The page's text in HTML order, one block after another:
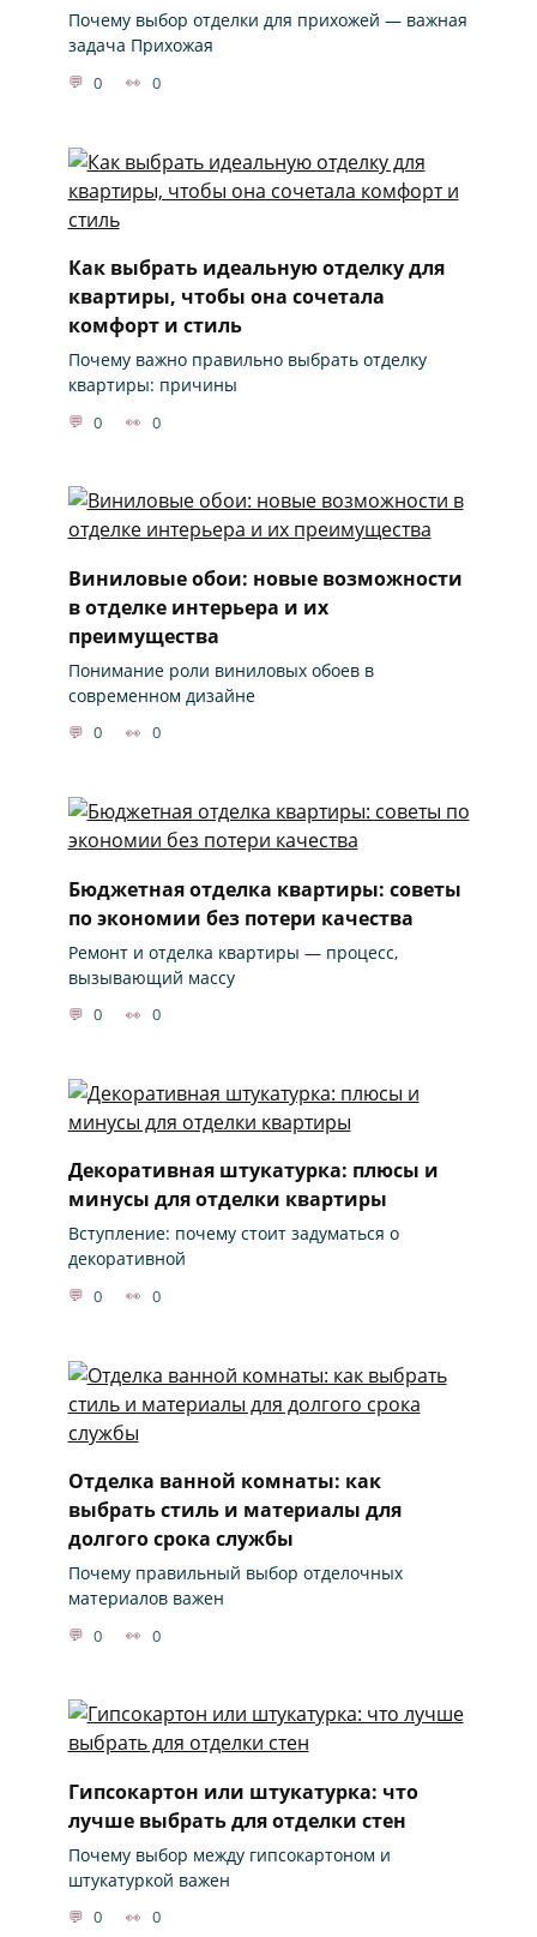
Почему выбор отделки для прихожей — важная
задача Прихожая
0 0
Как выбрать идеальную отделку для
квартиры, чтобы она сочетала
комфорт и стиль
Почему важно правильно выбрать отделку
квартиры: причины
0 0
Виниловые обои: новые возможности
в отделке интерьера и их
преимущества
Понимание роли виниловых обоев в
современном дизайне
0 0
Бюджетная отделка квартиры: советы
по экономии без потери качества
Ремонт и отделка квартиры — процесс,
вызывающий массу
0 0
Декоративная штукатурка: плюсы и
минусы для отделки квартиры
Вступление: почему стоит задуматься о
декоративной
0 0
Отделка ванной комнаты: как
выбрать стиль и материалы для
долгого срока службы
Почему правильный выбор отделочных
материалов важен
0 0
Гипсокартон или штукатурка: что
лучше выбрать для отделки стен
Почему выбор между гипсокартоном и
штукатуркой важен
0 0